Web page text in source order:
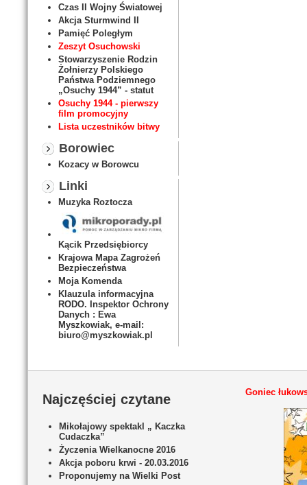
Czas II Wojny Światowej
Akcja Sturmwind II
Pamięć Poległym
Zeszyt Osuchowski
Stowarzyszenie Rodzin
Żołnierzy Polskiego
Państwa Podziemnego
„Osuchy 1944” - statut
Osuchy 1944 - pierwszy
film promocyjny
Lista uczestników bitwy
Borowiec
Kozacy w Borowcu
Linki
Muzyka Roztocza
Kącik Przedsiębiorcy
Krajowa Mapa Zagrożeń
Bezpieczeństwa
Moja Komenda
Klauzula informacyjna
RODO. Inspektor Ochrony
Danych : Ewa
Myszkowiak, e-mail:
biuro@myszkowiak.pl
Najczęściej czytane
Mikołajowy spektakl „ Kaczka
Cudaczka”
Życzenia Wielkanocne 2016
Akcja poboru krwi - 20.03.2016
Proponujemy na Wielki Post
Goniec